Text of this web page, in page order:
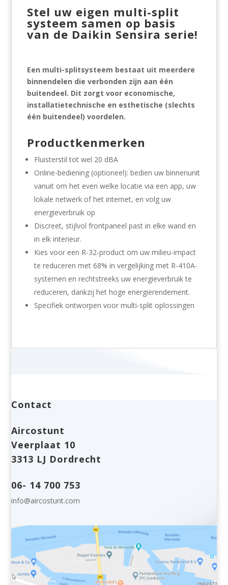
Stel uw eigen multi-split
systeem samen op basis
van de Daikin Sensira serie!
Een multi-splitsysteem bestaat uit meerdere
binnendelen die verbonden zijn aan één
buitendeel. Dit zorgt voor economische,
installatietechnische en esthetische (slechts
één buitendeel) voordelen.
Productkenmerken
Fluisterstil tot wel 20 dBA
Online-bediening (optioneel): bedien uw binnenunit
vanuit om het even welke locatie via een app, uw
lokale netwerk of het internet, en volg uw
energieverbruik op
Discreet, stijlvol frontpaneel past in elke wand en
in elk interieur.
Kies voor een R-32-product om uw milieu-impact
te reduceren met 68% in vergelijking met R-410A-
systemen en rechtstreeks uw energieverbruik te
reduceren, dankzij het hoge energierendement.
Specifiek ontworpen voor multi-split oplossingen
Contact
Aircostunt
Veerplaat 10
3313 LJ Dordrecht
06- 14 700 753
info@aircostunt.com